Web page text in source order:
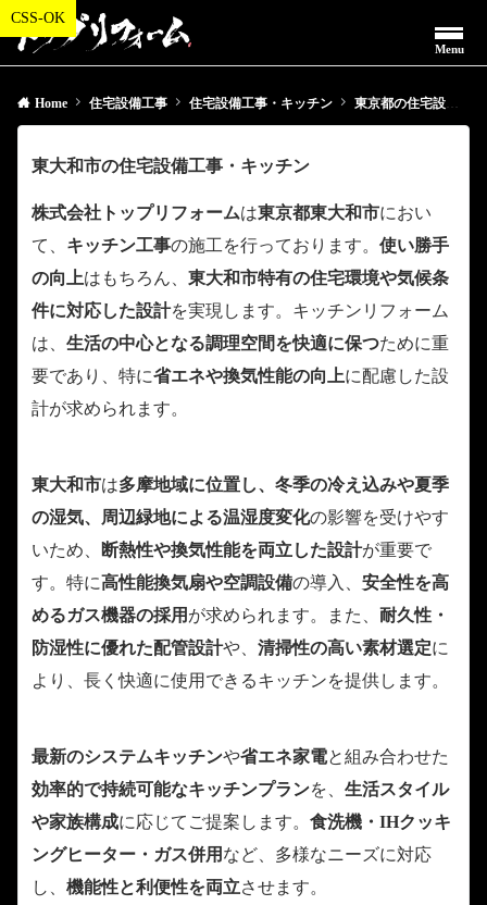
Menu
Home 住宅設備工事 住宅設備工事・キッチン 東京都の住宅設備工事・キッチン
東大和市の住宅設備工事・キッチン
株式会社トップリフォームは東京都東大和市におい
て、 キッチン工事の施工を行っております。 使い勝手
の向上はもちろん、 東大和市特有の住宅環境や気候条
件に対応した設計を実現します。キッチンリフォーム
は、 生活の中心となる調理空間を快適に保つために重
要であり、特に省エネや換気性能の向上に配慮した設
計が求められます。
東大和市は多摩地域に位置し、冬季の冷え込みや夏季
の湿気、周辺緑地による温湿度変化の影響を受けやす
いため、
断熱性や換気性能を両立した設計が重要で
す。特に高性能換気扇や空調設備の導入、 安全性を高
めるガス機器の採用 が求められます。また、 耐久性・
防湿性に優れた配管設計や、 清掃性の高い素材選定に
より、長く快適に使用できるキッチンを提供します。
最新のシステムキッチンや省エネ家電と組み合わせた
効率的で持続可能なキッチンプランを、 生活スタイル
や家族構成に応じてご提案します。 食洗機・IHクッキ
ングヒーター・ガス併用 など、多様なニーズに対応
し、 機能性と利便性を両立させます。